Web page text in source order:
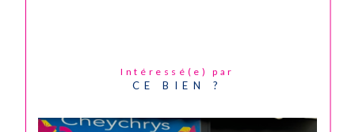
Intéressé(e) par
CE BIEN ?